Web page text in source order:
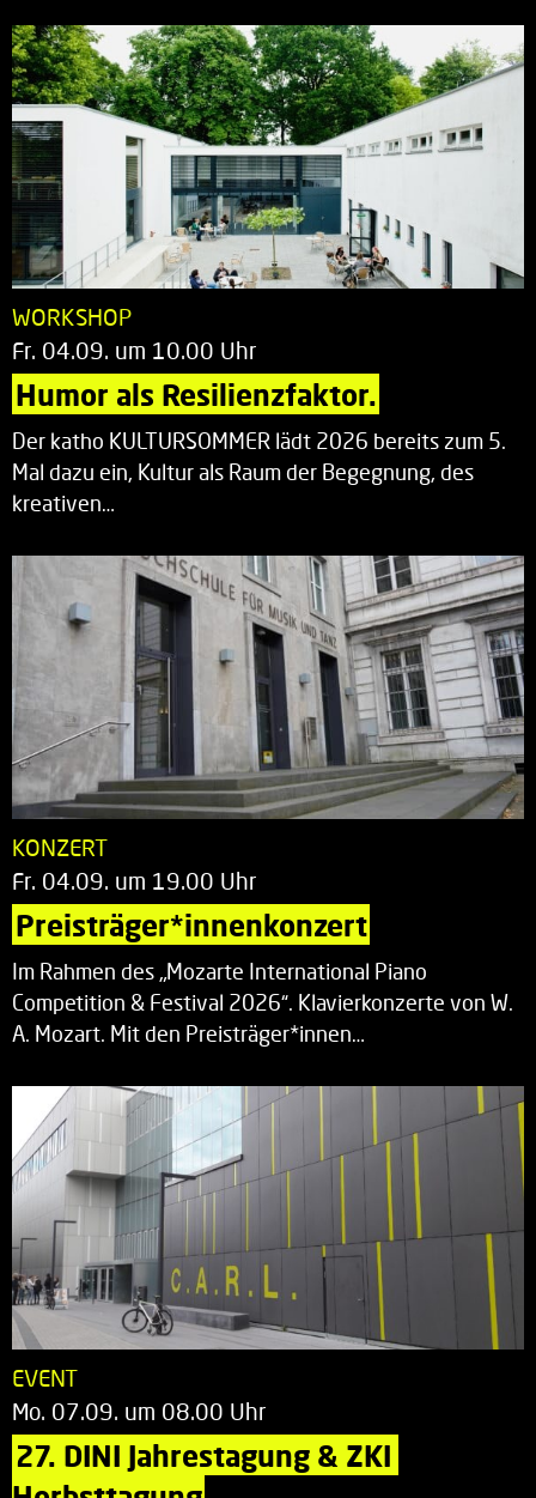
WORKSHOP
Fr. 04.09. um 10.00 Uhr
Humor als Resilienzfaktor.
Der katho KULTURSOMMER lädt 2026 bereits zum 5.
Mal dazu ein, Kultur als Raum der Begegnung, des
kreativen…
KONZERT
Fr. 04.09. um 19.00 Uhr
Preisträger*innenkonzert
Im Rahmen des „Mozarte International Piano
Competition & Festival 2026“. Klavierkonzerte von W.
A. Mozart. Mit den Preisträger*innen…
EVENT
Mo. 07.09. um 08.00 Uhr
27. DINI Jahrestagung & ZKI